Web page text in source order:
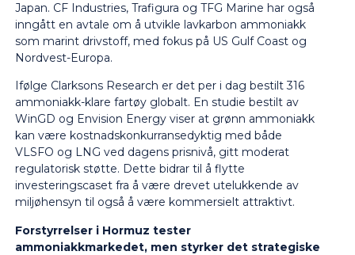
Japan. CF Industries, Trafigura og TFG Marine har også
inngått en avtale om å utvikle lavkarbon ammoniakk
som marint drivstoff, med fokus på US Gulf Coast og
Nordvest-Europa.
Ifølge Clarksons Research er det per i dag bestilt 316
ammoniakk-klare fartøy globalt. En studie bestilt av
WinGD og Envision Energy viser at grønn ammoniakk
kan være kostnadskonkurransedyktig med både
VLSFO og LNG ved dagens prisnivå, gitt moderat
regulatorisk støtte. Dette bidrar til å flytte
investeringscaset fra å være drevet utelukkende av
miljøhensyn til også å være kommersielt attraktivt.
Forstyrrelser i Hormuz tester
ammoniakkmarkedet, men styrker det strategiske